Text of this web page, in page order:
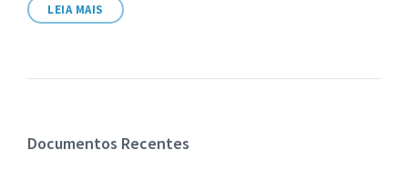
LEIA MAIS
Documentos Recentes